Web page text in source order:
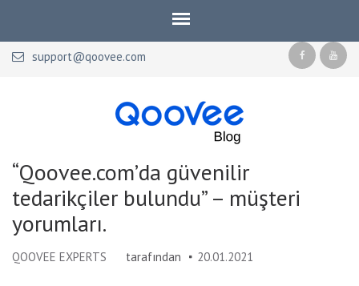
support@qoovee.com
Qoovee Blog
“Qoovee.com’da güvenilir
tedarikçiler bulundu” – müşteri
yorumları.
QOOVEE EXPERTS tarafından 20.01.2021